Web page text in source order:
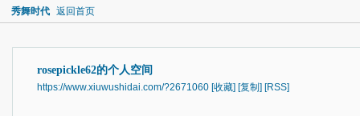
秀舞时代 返回首页
rosepickle62的个人空间
https://www.xiuwushidai.com/?2671060 [收藏] [复制] [RSS]